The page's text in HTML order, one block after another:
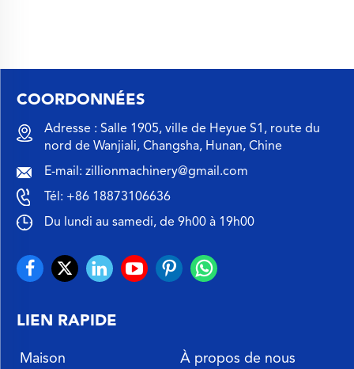
COORDONNÉES
Adresse : Salle 1905, ville de Heyue S1, route du
nord de Wanjiali, Changsha, Hunan, Chine
E-mail:zillionmachinery@gmail.com
Tél: +86 18873106636
Du lundi au samedi, de 9h00 à 19h00
LIEN RAPIDE
Maison
À propos de nous